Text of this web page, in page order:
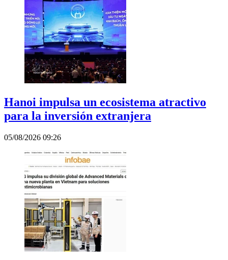
Hanoi impulsa un ecosistema atractivo
para la inversión extranjera
05/08/2026 09:26